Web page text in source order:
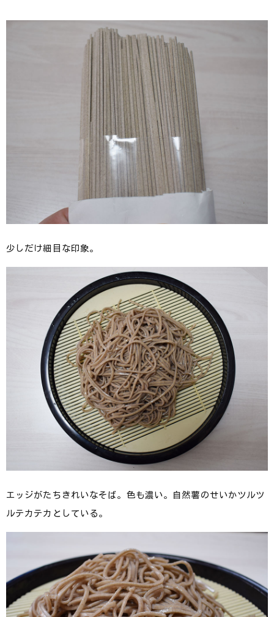
少しだけ細目な印象。
エッジがたちきれいなそば。色も濃い。自然薯のせいかツルツ
ルテカテカとしている。